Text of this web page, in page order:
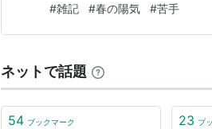
と、職場が変わったことにより
口呼吸になりがちで 呼吸が浅
#雑記 #春の陽気 #苦手
ネットで話題
54 ブックマーク 23 ブ